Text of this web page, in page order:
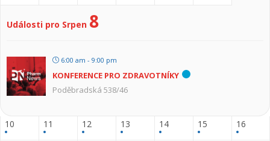
Události pro Srpen 8
6:00 am - 9:00 pm
KONFERENCE PRO ZDRAVOTNÍKY
Poděbradská 538/46
10 11 12 13 14 15 16